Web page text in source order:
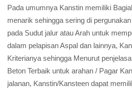
Pada umumnya Kanstin memiliki
menarik sehingga sering di
pada Sudut jalur atau Arah untuk
dalam pelapisan Aspal dan lainnya,
Kriterianya sehingga Menurut
Beton Terbaik untuk arahan / Pagar
jalanan, Kanstin/Kansteen dapat